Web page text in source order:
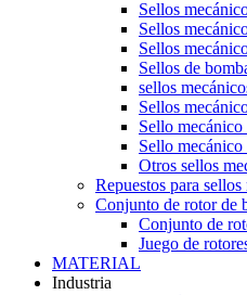
Sellos
Sellos
Sellos
Sellos de
sellos
Sellos
Sello
Sello
Otros sellos
Repuestos para sellos
Conjunto de rotor de
Conjunto de
Juego de
MATERIAL
Industria